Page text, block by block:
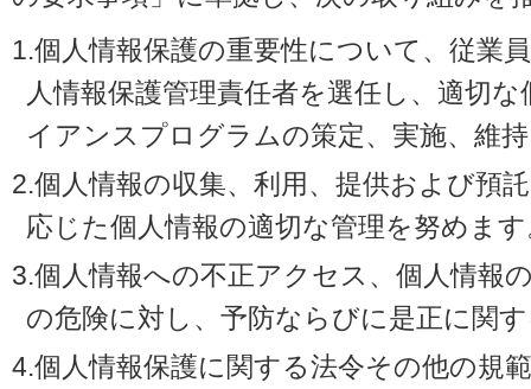
1.個人情報保護の重要性について、従業
人情報保護管理責任者を選任し、適切
イアンスプログラムの策定、実施、維
2.個人情報の収集、利用、提供および預
応じた個人情報の適切な管理を努めま
3.個人情報への不正アクセス、個人情報
の危険に対し、予防ならびに是正に関
4.個人情報保護に関する法令その他の規